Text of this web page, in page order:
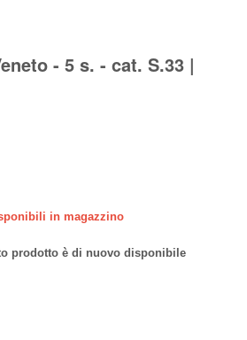
- 5 s. - cat. S.33 |
in magazzino
prodotto è di nuovo disponibile